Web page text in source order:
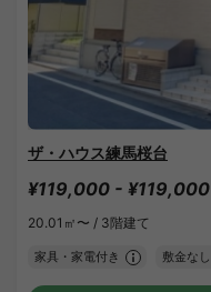
ザ・ハウス練馬桜台
¥119,000 - ¥119,000
20.01㎡〜 / 3階建て
家具・家電付き 敷金なし